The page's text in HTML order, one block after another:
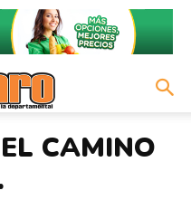
CAMINO